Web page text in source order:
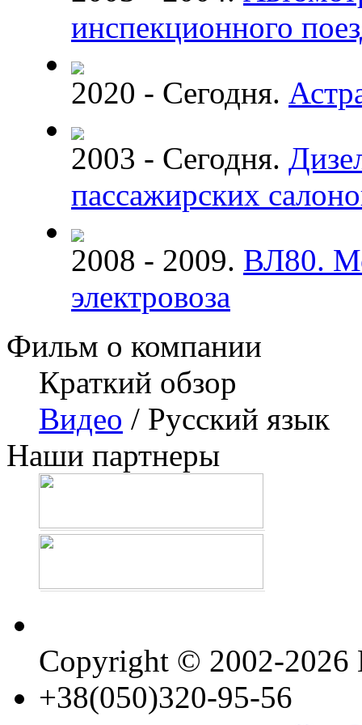
инспекционного
2020 - Сегодня.
2003 - Сегодня.
пассажирских
2008 - 2009. ВЛ80.
электровоза
Фильм о компании
Краткий обзор
Видео / Русский язык
Наши партнеры
Copyright © 2002-
+38(050)320-95-56